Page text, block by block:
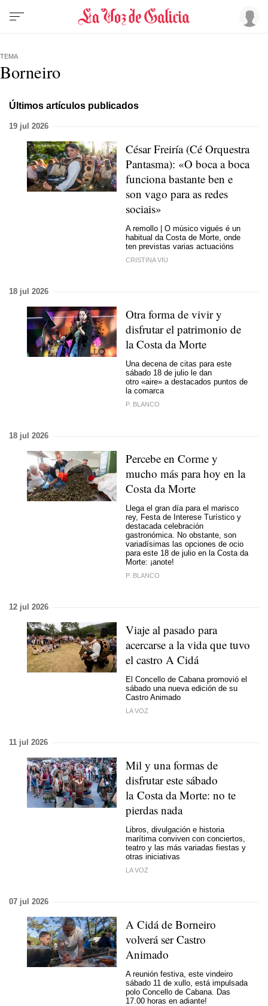
TEMA
Borneiro
Últimos artículos publicados
19 jul 2026
César Freiría (Cé Orquestra
Pantasma): «O boca a boca
funciona bastante ben e
son vago para as redes
sociais»
A remollo | O músico vigués é un
habitual da Costa de Morte, onde
ten previstas varias actuacións
CRISTINA VIU
18 jul 2026
Otra forma de vivir y
disfrutar el patrimonio de
la Costa da Morte
Una decena de citas para este
sábado 18 de julio le dan
otro «aire» a destacados puntos de
la comarca
P. BLANCO
18 jul 2026
Percebe en Corme y
mucho más para hoy en la
Costa da Morte
Llega el gran día para el marisco
rey, Festa de Interese Turístico y
destacada celebración
gastronómica. No obstante, son
variadísimas las opciones de ocio
para este 18 de julio en la Costa da
Morte: ¡anote!
P. BLANCO
12 jul 2026
Viaje al pasado para
acercarse a la vida que tuvo
el castro A Cidá
El Concello de Cabana promovió el
sábado una nueva edición de su
Castro Animado
LA VOZ
11 jul 2026
Mil y una formas de
disfrutar este sábado
la Costa da Morte: no te
pierdas nada
Libros, divulgación e historia
marítima conviven con conciertos,
teatro y las más variadas fiestas y
otras iniciativas
LA VOZ
07 jul 2026
A Cidá de Borneiro
volverá ser Castro
Animado
A reunión festiva, este vindeiro
sábado 11 de xullo, está impulsada
polo Concello de Cabana. Das
17.00 horas en adiante!